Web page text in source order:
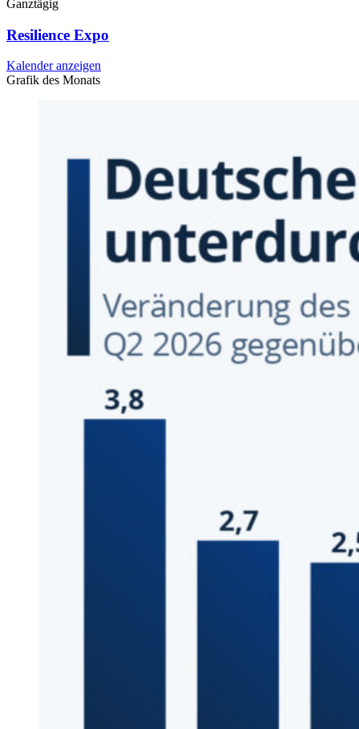
Ganztägig
Resilience Expo
Kalender anzeigen
Grafik des Monats